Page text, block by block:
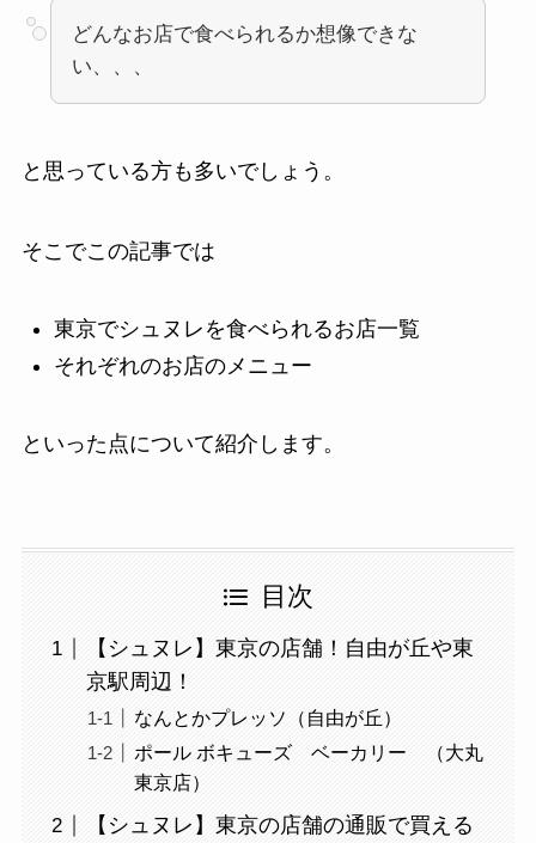
どんなお店で食べられるか想像できな
い、、、
と思っている方も多いでしょう。
そこでこの記事では
東京でシュヌレを食べられるお店一覧
それぞれのお店のメニュー
といった点について紹介します。
目次
【シュヌレ】東京の店舗！自由が丘や東
京駅周辺！
なんとかプレッソ（自由が丘）
ポール ボキューズ ベーカリー （大丸
東京店）
【シュヌレ】東京の店舗の通販で買える